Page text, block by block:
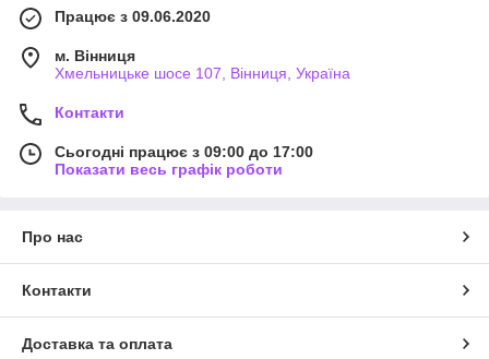
Працює з 09.06.2020
м. Вінниця
Хмельницьке шосе 107, Вінниця, Україна
Контакти
Сьогодні працює з 09:00 до 17:00
Показати весь графік роботи
Про нас
Контакти
Доставка та оплата